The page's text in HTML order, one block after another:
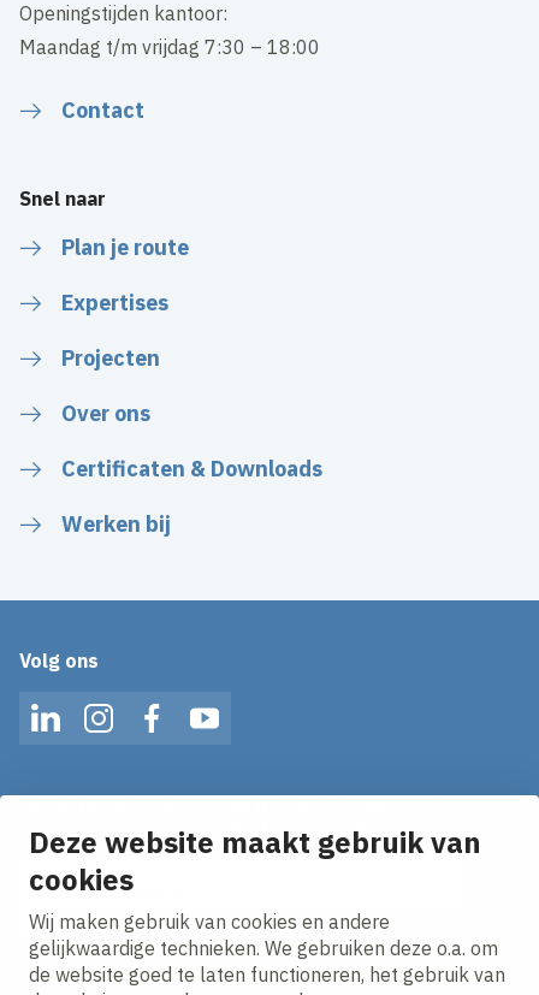
Deze website maakt gebruik van
cookies
Wij maken gebruik van cookies en andere
gelijkwaardige technieken. We gebruiken deze o.a. om
de website goed te laten functioneren, het gebruik van
Openingstijden kantoor:
Maandag t/m vrijdag 7:30 – 18:00
Contact
Snel naar
Plan je route
Expertises
Projecten
Over ons
Certificaten & Downloads
Werken bij
Volg ons
LinkedInInstagramFacebookYouTube
Ontvang onze nieuws alerts in je mailbox!
E-mailadres
Ik ga akkoord met hetprivacy statement.